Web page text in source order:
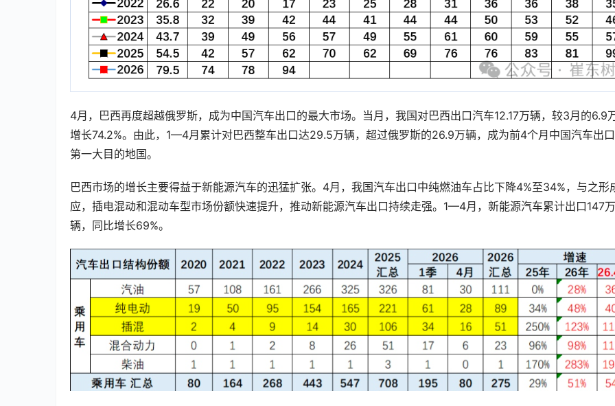
4月，巴西再度超越俄罗斯，成为中国汽车出口的最大市场。当月，我国对巴西出口汽车12.17万辆，较3月的6.9
增长74.2%。由此，1—4月累计对巴西整车出口达29.5万辆，超过俄罗斯的26.9万辆，成为前4个月中国汽车出
第一大目的地国。
巴西市场的增长主要得益于新能源汽车的迅猛扩张。4月，我国汽车出口中纯燃油车占比下降4%至34%，与之形
应，插电混动和混动车型市场份额快速提升，推动新能源汽车出口持续走强。1—4月，新能源汽车累计出口147万
辆，同比增长69%。